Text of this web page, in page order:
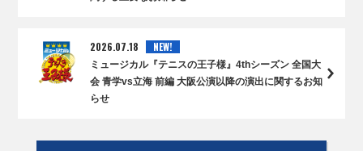
2026.07.18 NEW!
ミュージカル『テニスの王子様』4thシーズン 全国大
会 青学vs立海 前編 大阪公演以降の演出に関するお知
らせ